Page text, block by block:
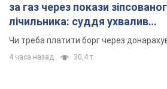
за газ через покази
лічильника: суддя ухвалив
неочікуване рішення
Чи треба платити борг через
4 часа назад 30,4 т.